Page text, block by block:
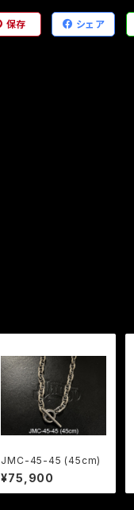
保存 シェア
JMC-45-45 (45cm)
¥75,900